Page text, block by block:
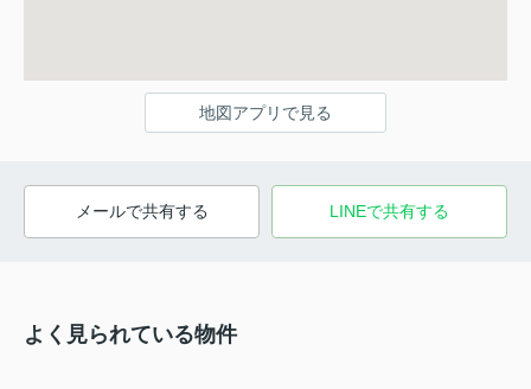
地図アプリで見る
メールで共有する LINEで共有する
よく見られている物件